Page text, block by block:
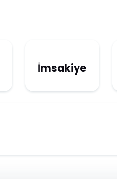
İmsakiye